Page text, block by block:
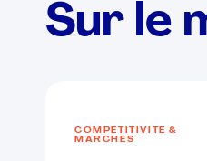
Sur le
COMPÉTITIVITÉ &
MARCHÉS